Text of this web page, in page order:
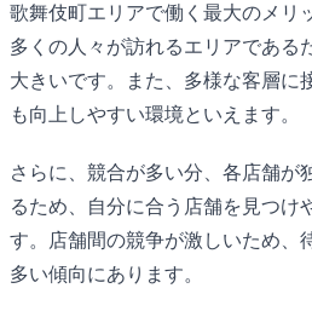
歌舞伎町エリアで働く最大のメリ
多くの人々が訪れるエリアである
大きいです。また、多様な客層に
も向上しやすい環境といえます。
さらに、競合が多い分、各店舗が
るため、自分に合う店舗を見つけ
す。店舗間の競争が激しいため、
多い傾向にあります。